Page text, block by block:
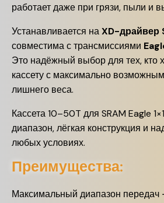
работает даже при грязи, пыли и
Устанавливается наXD-драйвер
совместима с трансмиссиями
Это надёжный выбор для тех, кто
кассету с максимально
лишнего веса.
Кассета 10–50T для SRAM Eagle
диапазон, лёгкая конструкция и
любых условиях.
Преимущества:
Максимальный диапазон